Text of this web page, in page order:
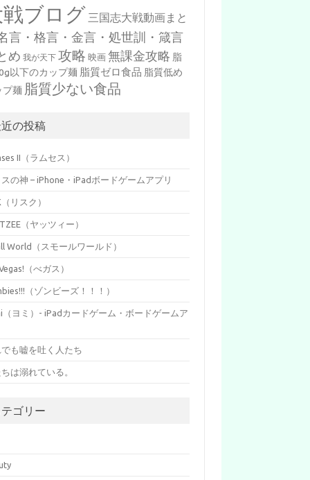
戦ブログ 三国志大戦動画まと
言・格言・金言・処世訓・箴言
め 我が天下 攻略 映画 無課金攻略 脂
以下のカップ麺 脂質ゼロ食品 脂質低め
プ麺 脂質少ない食品
の投稿
II（ラムセス）
の神 – iPhone・iPadボードゲームアプリ
（リスク）
（ヤッツィー）
World（スモールワールド）
（べガス）
（ゾンビーズ！！！）
（ヨミ）- iPadカードゲーム・ボードゲームア
でも嘘を吐く人たち
は溺れている。
テゴリー